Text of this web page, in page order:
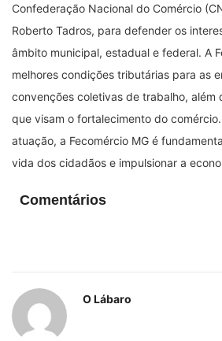
Confederação Nacional do Comércio
Roberto Tadros, para defender os
âmbito municipal, estadual e federal. A
melhores condições tributárias para as
convenções coletivas de trabalho, além
que visam o fortalecimento do
atuação, a Fecomércio MG é
vida dos cidadãos e impulsionar a
Comentários
O Lábaro